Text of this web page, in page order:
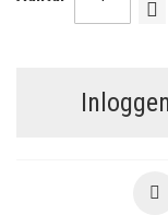
Inloggen